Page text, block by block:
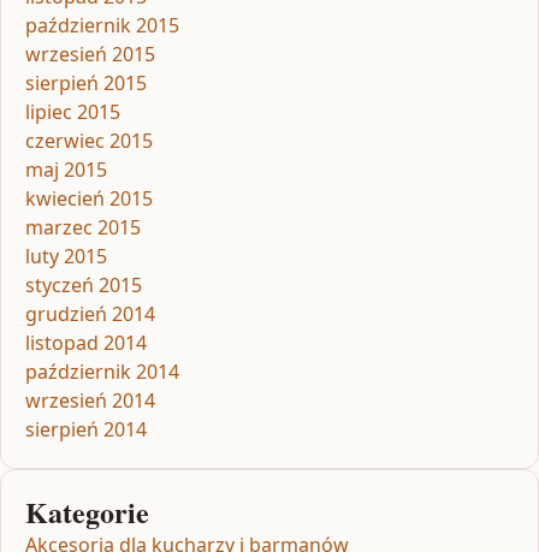
październik 2015
wrzesień 2015
sierpień 2015
lipiec 2015
czerwiec 2015
maj 2015
kwiecień 2015
marzec 2015
luty 2015
styczeń 2015
grudzień 2014
listopad 2014
październik 2014
wrzesień 2014
sierpień 2014
Kategorie
Akcesoria dla kucharzy i barmanów